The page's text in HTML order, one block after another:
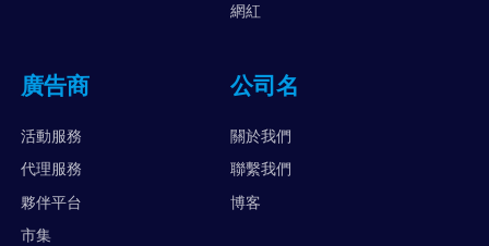
網紅
廣告商
活動服務
代理服務
夥伴平台
市集
公司名
關於我們
聯繫我們
博客